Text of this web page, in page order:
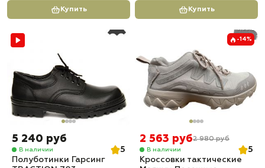
Купить Купить
5 240 руб
В наличии
5
Полуботинки Гарсинг
-14%
2 563 руб2 980 руб
В наличии
5
Кроссовки тактические